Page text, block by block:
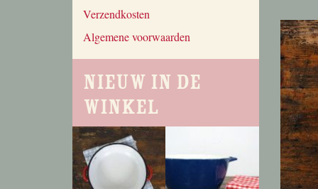
Verzendkosten
Algemene voorwaarden
Nieuw in de
winkel